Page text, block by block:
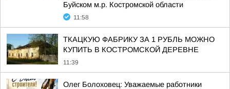
Буйском м.р. Костромской области
11:58
ТКАЦКУЮ ФАБРИКУ ЗА 1 РУБЛЬ МОЖНО
КУПИТЬ В КОСТРОМСКОЙ ДЕРЕВНЕ
11:39
Олег Болоховец: Уважаемые работники